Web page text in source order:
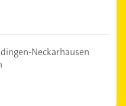
Neckarhausen